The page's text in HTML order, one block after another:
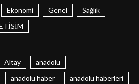
Ekonomi Genel
Sağlık
Altay
anadolu
anadolu haber
anadolu haberleri